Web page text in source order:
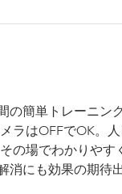
の簡単トレーニ
ラはOFFでOK。
の場でわかりや
消にも効果の期待